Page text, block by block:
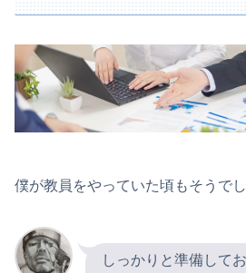
僕が教員をやっていた頃もそうでし
しっかりと準備して